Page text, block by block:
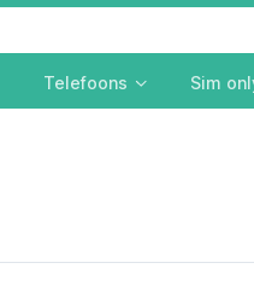
Telefoons Sim